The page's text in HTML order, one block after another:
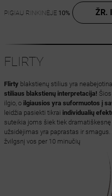
PIGIAU RINKINĖJE 10% ŽR.
FLIRTY
Flirty blakstienų stilius yra
stiliaus blakstienų interpretacija!
ilgio, o ilgiausios yra suformuotos į
leidžia pasiekti tikrai individualių
suteikia joms šiek tiek
užsidėjimas yra paprastas ir
žvilgsnį vos per 10 minučių